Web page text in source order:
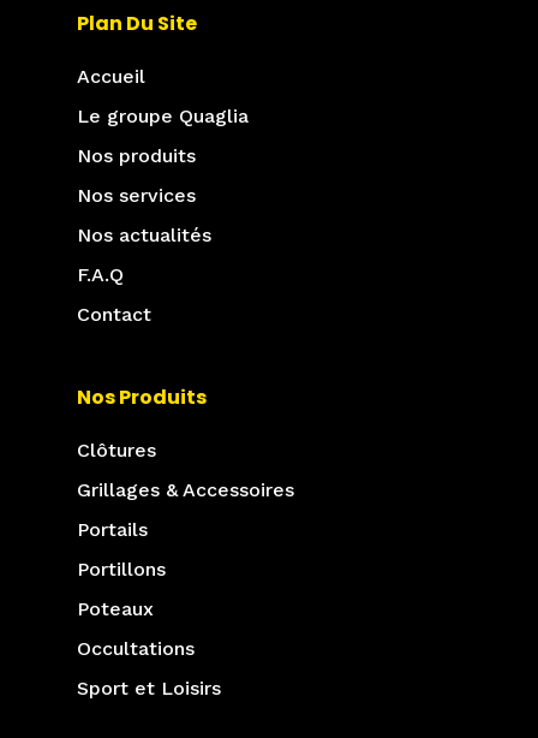
Plan Du Site
Accueil
Le groupe Quaglia
Nos produits
Nos services
Nos actualités
F.A.Q
Contact
Nos Produits
Clôtures
Grillages & Accessoires
Portails
Portillons
Poteaux
Occultations
Sport et Loisirs